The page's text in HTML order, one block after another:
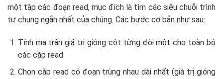
một tập các đoạn read, mục đích là tìm các siêu chuỗi trình
tự chung ngắn nhất của chúng. Các bước cơ bản như sau:
Tính ma trận giá trị gióng cột từng đôi một cho toàn bộ
các cặp read
Chọn cặp read có đoạn trùng nhau dài nhất (giá trị gióng